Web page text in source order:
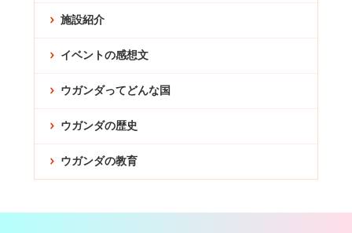
施設紹介
イベントの感想文
ウガンダってどんな国
ウガンダの歴史
ウガンダの教育